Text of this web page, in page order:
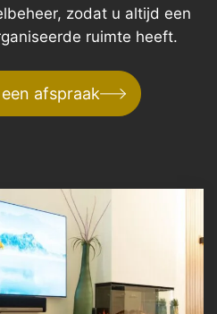
zodat u altijd een
ruimte heeft.
afspraak